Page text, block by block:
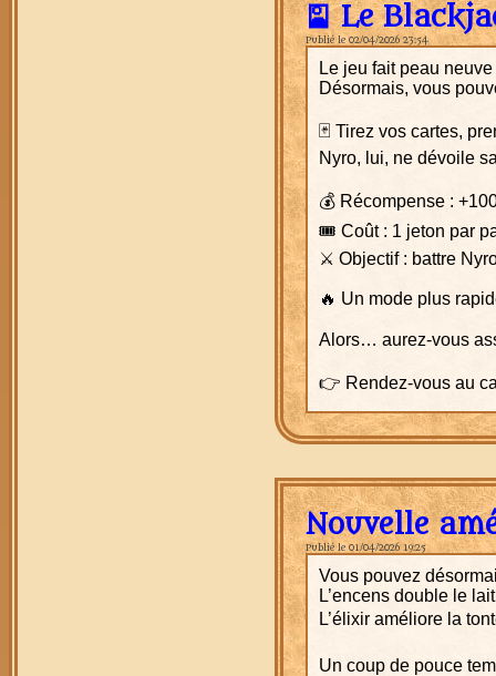
🎴 Le
Publié le 02/04/2026 23:54
Le jeu fait peau
Désormais, vous
🃏 Tirez vos cartes,
Nyro, lui, ne dévoile
💰 Récompense :
🎟️ Coût : 1 jeton par
⚔️ Objectif : battre
🔥 Un mode plus
Alors… aurez-vous
👉 Rendez-vous au
Nouvelle
Publié le 01/04/2026 19:25
Vous pouvez
L’encens double le
L’élixir améliore la
Un coup de pouce